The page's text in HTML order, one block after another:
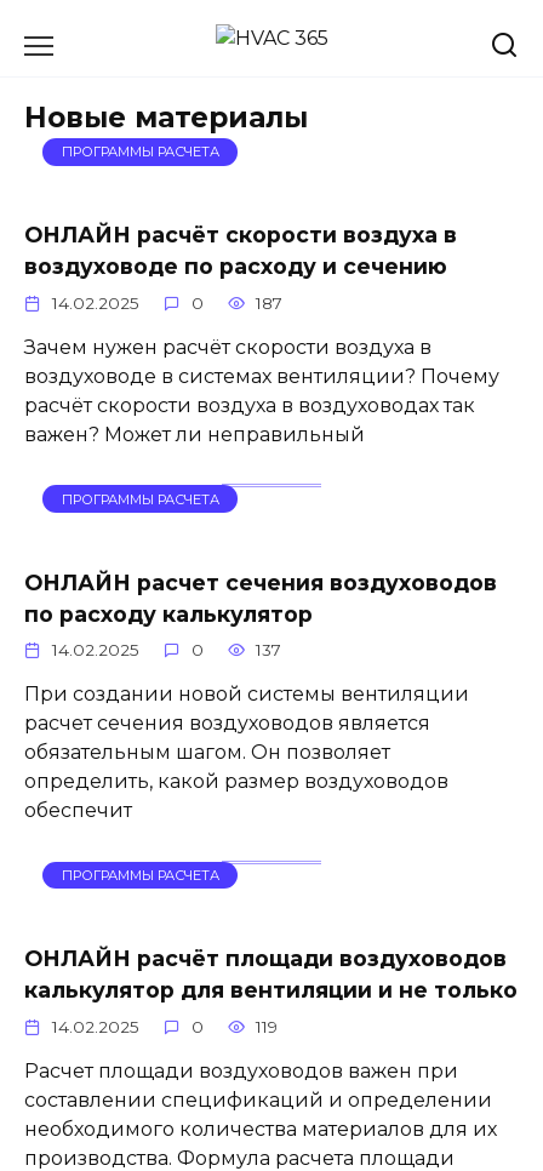
Новые материалы
ПРОГРАММЫ РАСЧЕТА
ОНЛАЙН расчёт скорости воздуха в
воздуховоде по расходу и сечению
14.02.2025 0 187
Зачем нужен расчёт скорости воздуха в
воздуховоде в системах вентиляции? Почему
расчёт скорости воздуха в воздуховодах так
важен? Может ли неправильный
ПРОГРАММЫ РАСЧЕТА
ОНЛАЙН расчет сечения воздуховодов
по расходу калькулятор
14.02.2025 0 137
При создании новой системы вентиляции
расчет сечения воздуховодов является
обязательным шагом. Он позволяет
определить, какой размер воздуховодов
обеспечит
ПРОГРАММЫ РАСЧЕТА
ОНЛАЙН расчёт площади воздуховодов
калькулятор для вентиляции и не только
14.02.2025 0 119
Расчет площади воздуховодов важен при
составлении спецификаций и определении
необходимого количества материалов для их
производства. Формула расчета площади